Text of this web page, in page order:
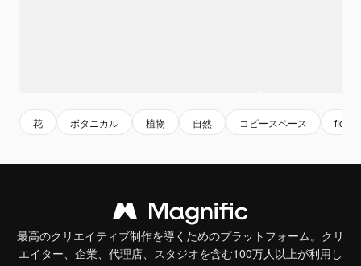
花 ボタニカル 植物 自然 コピースペース flower
最高のクリエイティブ制作を導くためのプラットフォーム。クリ
エイター、企業、代理店、スタジオを含む100万人以上が利用し